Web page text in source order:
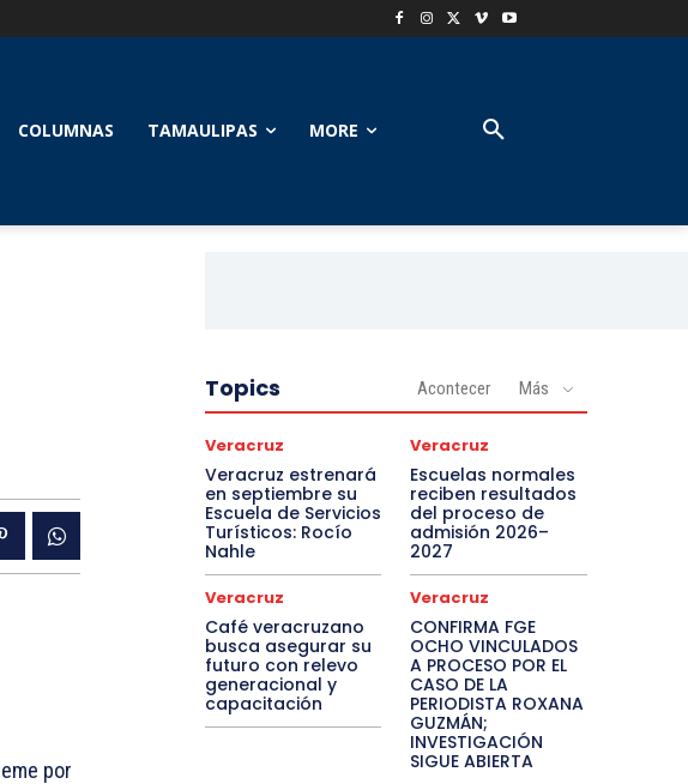
COLUMNAS TAMAULIPAS MORE
por
Topics Acontecer Más
Veracruz
Veracruz estrenará
en septiembre su
Escuela de Servicios
Turísticos: Rocío
Nahle
Veracruz
Escuelas normales
reciben resultados
del proceso de
admisión 2026–
2027
Veracruz
Café veracruzano
busca asegurar su
futuro con relevo
generacional y
capacitación
Veracruz
CONFIRMA FGE
OCHO VINCULADOS
A PROCESO POR EL
CASO DE LA
PERIODISTA ROXANA
GUZMÁN;
INVESTIGACIÓN
SIGUE ABIERTA